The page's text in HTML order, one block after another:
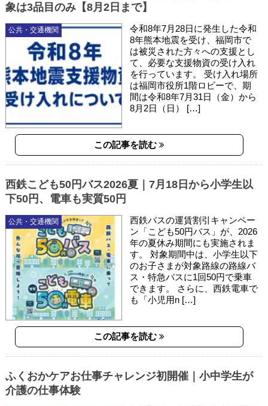
公共・交通機関
象は3品目のみ【8月2日まで】
令和8年7月28日に発生した令和
8年熊本地震を受け、福岡市で
は被災された方々への支援とし
て、必要な支援物資の受け入れ
を行っています。 受け入れ場所
は福岡市役所1階ロビーで、期
間は令和8年7月31日（金）から
8月2日（日） […]
この記事を読む
公共・交通機関
西鉄こども50円バス2026夏｜7月18日から小学生以
下50円、電車も実質50円
西鉄バスの運賃割引キャンペー
ン「こども50円バス」が、2026
年の夏休み期間にも実施されま
す。 対象期間中は、小学生以下
のお子さまが対象路線の路線バ
ス・特急バスに1回50円で乗車
できます。 さらに、西鉄電車で
も「小児用n […]
この記事を読む
ふくおかケアお仕事チャレンジ初開催｜小中学生が
介護の仕事体験